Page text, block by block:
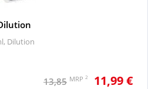
Dilution
13,85 MRP 2 11,99 €